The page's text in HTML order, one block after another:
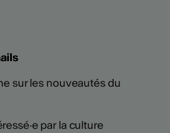
sur les nouveautés du
par la culture